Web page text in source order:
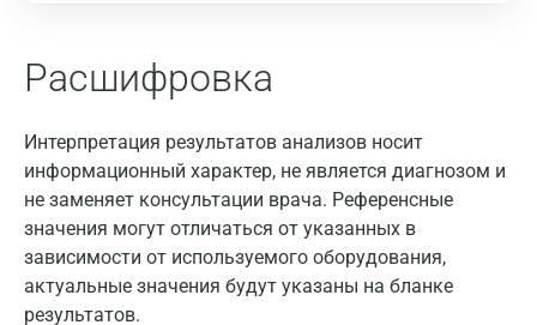
Расшифровка
Интерпретация результатов анализов носит
информационный характер, не является диагнозом и
не заменяет консультации врача. Референсные
значения могут отличаться от указанных в
зависимости от используемого оборудования,
актуальные значения будут указаны на бланке
результатов.